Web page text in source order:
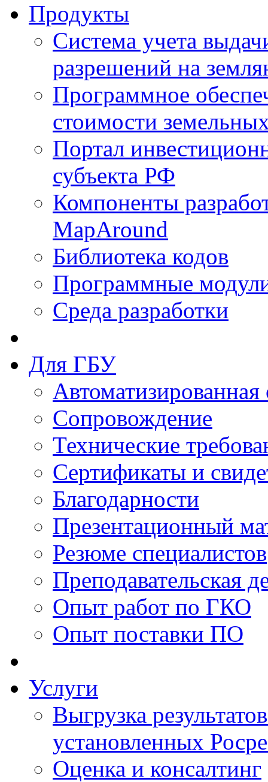
Продукты
Система учета
разрешений на
Программное
стоимости
Портал
субъекта РФ
Компоненты
MapAround
Библиотека кодов
Программные
Среда разработки
Для ГБУ
Сопровождение
Технические
Сертификаты и
Благодарности
Презентационный
Резюме специалистов
Преподавательская
Опыт работ по ГКО
Опыт поставки ПО
Услуги
Выгрузка
установленных
Оценка и консалтинг